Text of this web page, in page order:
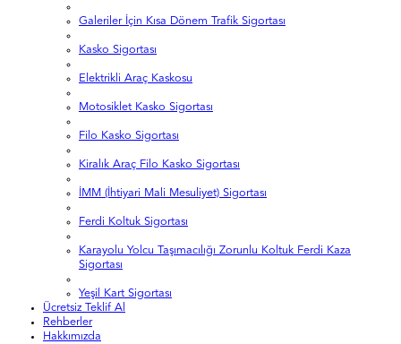
Galeriler İçin Kısa Dönem Trafik Sigortası
Kasko Sigortası
Elektrikli Araç Kaskosu
Motosiklet Kasko Sigortası
Filo Kasko Sigortası
Kiralık Araç Filo Kasko Sigortası
İMM (İhtiyari Mali Mesuliyet) Sigortası
Ferdi Koltuk Sigortası
Karayolu Yolcu Taşımacılığı Zorunlu Koltuk Ferdi Kaza
Sigortası
Yeşil Kart Sigortası
Ücretsiz Teklif Al
Rehberler
Hakkımızda